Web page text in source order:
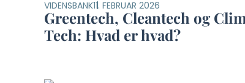
VIDENSBANK11. FEBRUAR 2026
Greentech, Cleantech og
Tech: Hvad er hvad?